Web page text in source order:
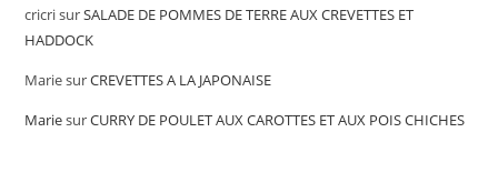
cricrisurSALADE DE POMMES DE TERRE AUX CREVETTES ET
HADDOCK
MariesurCREVETTES A LA JAPONAISE
MariesurCURRY DE POULET AUX CAROTTES ET AUX POIS CHICHES